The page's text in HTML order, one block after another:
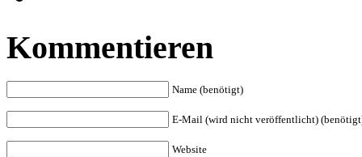
Kommentieren
Name (benötigt)
E-Mail (wird nicht veröffentlicht)
Website